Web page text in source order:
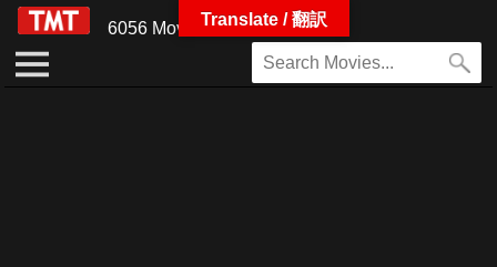
6056 MoviesTranslate / 翻訳